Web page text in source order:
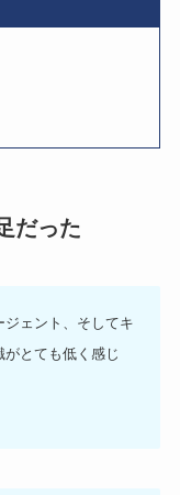
だった
ェント、そしてキ
とても低く感じ